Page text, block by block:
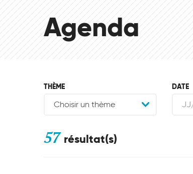
Agenda
THÈME
DATE
57 résultat(s)